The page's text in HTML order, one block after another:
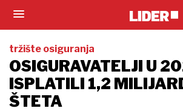
tržište osiguranja
OSIGURAVATELJI U
ISPLATILI 1,2
ŠTETA